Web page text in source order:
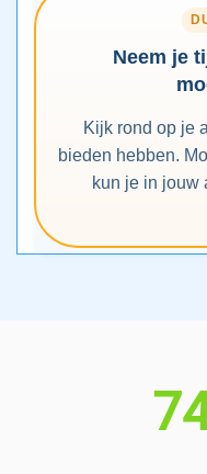
Neem je
Kijk rond op je
bieden hebben.
kun je in jouw